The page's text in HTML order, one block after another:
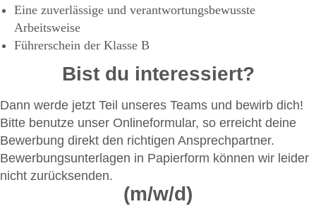
Eine zuverlässige und verantwortungsbewusste
Arbeitsweise
Führerschein der Klasse B
Bist du interessiert?
Dann werde jetzt Teil unseres Teams und bewirb dich!
Bitte benutze unser Onlineformular, so erreicht deine
Bewerbung direkt den richtigen Ansprechpartner.
Bewerbungsunterlagen in Papierform können wir leider
nicht zurücksenden.
(m/w/d)